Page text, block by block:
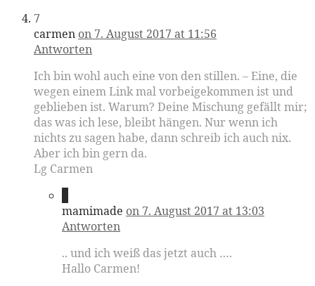
7
carmen on 7. August 2017 at 11:56
Antworten
Ich bin wohl auch eine von den stillen. – Eine, die
wegen einem Link mal vorbeigekommen ist und
geblieben ist. Warum? Deine Mischung gefällt mir;
das was ich lese, bleibt hängen. Nur wenn ich
nichts zu sagen habe, dann schreib ich auch nix.
Aber ich bin gern da.
Lg Carmen
mamimade on 7. August 2017 at 13:03
Antworten
.. und ich weiß das jetzt auch ….
Hallo Carmen!